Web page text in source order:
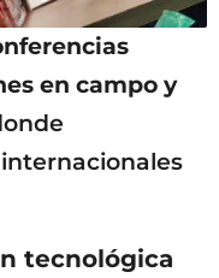
en campo y
tecnológica